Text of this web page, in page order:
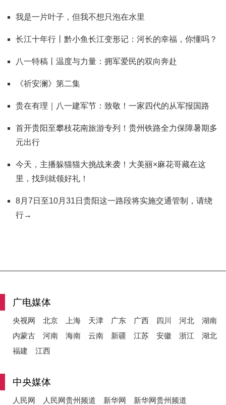
我是一片叶子，但我不想只泡在水里
长江十年行丨黔小鱼长江变形记：河长的幸福，你懂吗？
八一特稿丨温度与力量：拥军爱民的双向奔赴
《祈安澜》第二集
贵在有理｜八一建军节：致敬！一家四代的从军报国路
首开贵阳至攀枝花南旅游专列！贵州铁路全力保障暑期多
元出行
今天，主播躲猫猫大挑战来袭！大美丽×麻花哥藏在这
里，找到就领好礼！
8月7日至10月31日贵阳这一路段将实施交通管制，请绕
行→
广电媒体
央视网 北京 上海 天津 广东 广西 四川 河北
湖南
内蒙古
河南 海南 云南 新疆 江苏 安徽 浙江
湖北
福建
江西
中央媒体
人民网 人民网贵州频道 新华网
新华网贵州频道